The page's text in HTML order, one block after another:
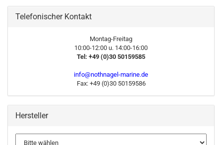
Telefonischer Kontakt
Montag-Freitag
10:00-12:00 u. 14:00-16:00
Tel: +49 (0)30 50159585
info@nothnagel-marine.de
Fax: +49 (0)30 50159586
Hersteller